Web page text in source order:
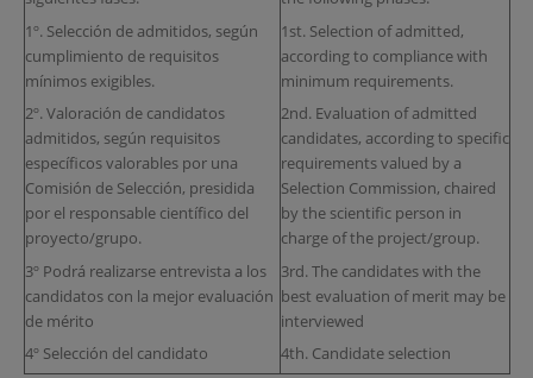
1º. Selección de admitidos, según
cumplimiento de requisitos
mínimos exigibles.
2º. Valoración de candidatos
admitidos, según requisitos
específicos valorables por una
Comisión de Selección, presidida
por el responsable científico del
proyecto/grupo.
3º Podrá realizarse entrevista a los
candidatos con la mejor evaluación
de mérito
4º Selección del candidato
1st. Selection of admitted,
according to compliance with
minimum requirements.
2nd. Evaluation of admitted
candidates, according to specific
requirements valued by a
Selection Commission, chaired
by the scientific person in
charge of the project/group.
3rd. The candidates with the
best evaluation of merit may be
interviewed
4th. Candidate selection